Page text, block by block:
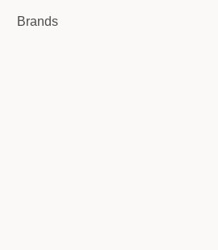
Brands